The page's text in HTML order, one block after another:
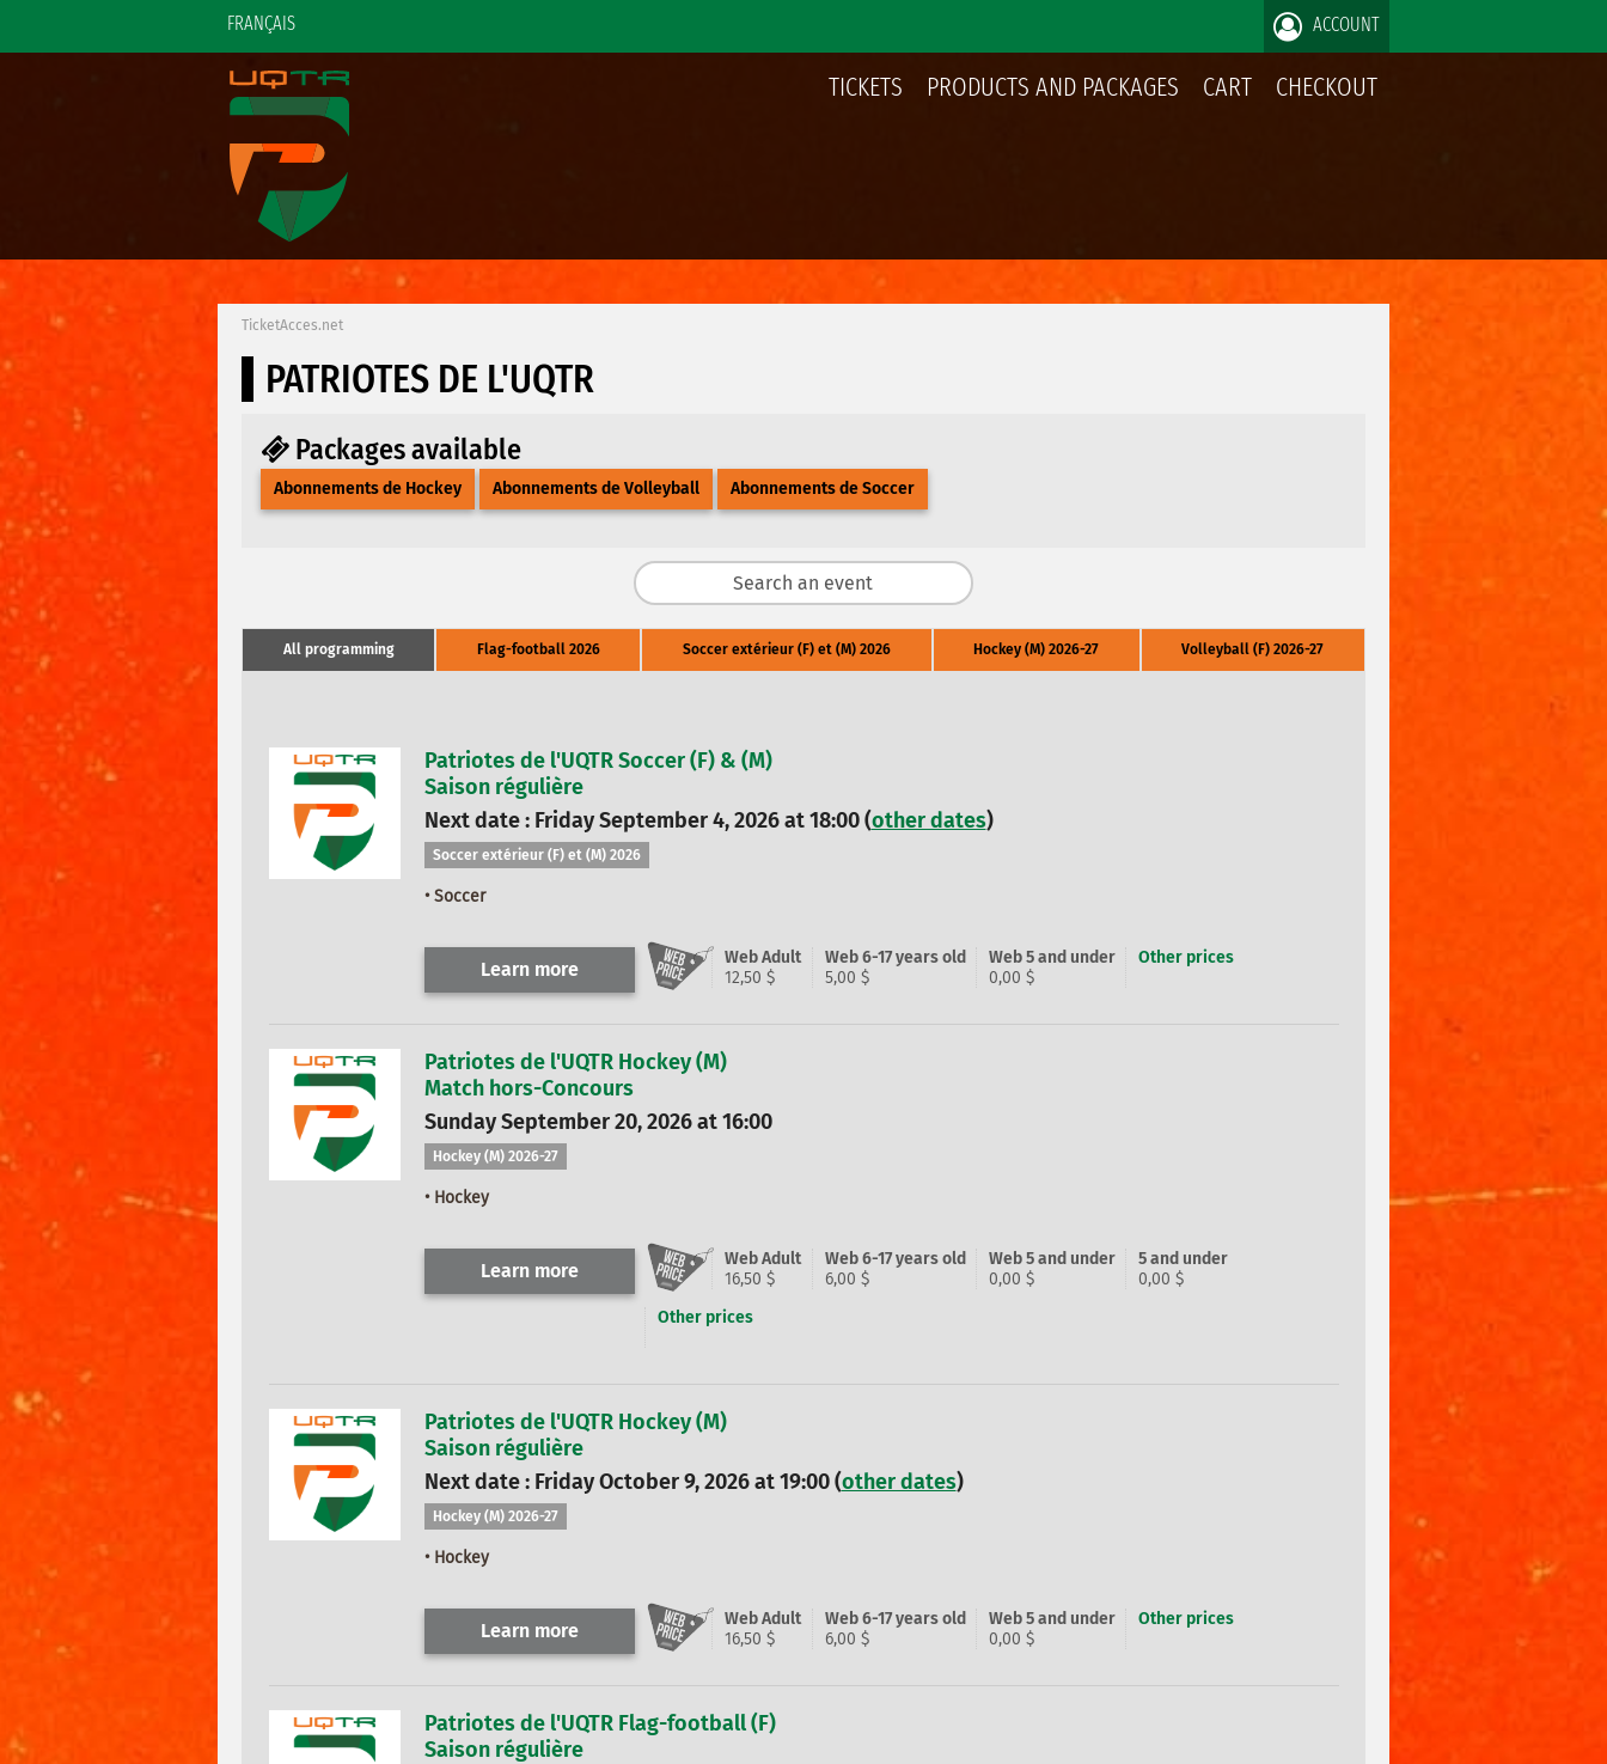
FRANÇAIS ACCOUNT
TICKETS PRODUCTS AND PACKAGES CART CHECKOUT
TicketAcces.net
PATRIOTES DE L'UQTR
Packages available
Abonnements de Hockey Abonnements de Volleyball Abonnements de Soccer
All programming Flag-football 2026 Soccer extérieur (F) et (M) 2026 Hockey (M) 2026-27 Volleyball (F) 2026-27
Patriotes de l'UQTR Soccer (F) & (M)
Saison régulière
Next date : Friday September 4, 2026 at 18:00 (other dates)
Soccer extérieur (F) et (M) 2026
• Soccer
Learn more
Web Adult
12,50 $
Web 6-17 years old
5,00 $
Web 5 and under
0,00 $
Other prices
Patriotes de l'UQTR Hockey (M)
Match hors-Concours
Sunday September 20, 2026 at 16:00
Hockey (M) 2026-27
• Hockey
Learn more
Web Adult
16,50 $
Web 6-17 years old
6,00 $
Web 5 and under
0,00 $
5 and under
0,00 $
Other prices
Patriotes de l'UQTR Hockey (M)
Saison régulière
Next date : Friday October 9, 2026 at 19:00 (other dates)
Hockey (M) 2026-27
• Hockey
Learn more
Web Adult
16,50 $
Web 6-17 years old
6,00 $
Web 5 and under
0,00 $
Other prices
Patriotes de l'UQTR Flag-football (F)
Saison régulière